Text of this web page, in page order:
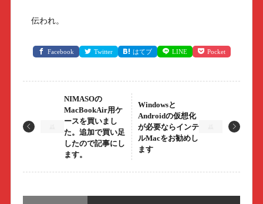
伝われ。
Facebook Twitter はてブ LINE Pocket
NIMASOの
MacBookAir用ケ
ースを買いまし
た。追加で買い足
したので記事にし
ます。
Windowsと
Androidの仮想化
が必要ならインテ
ルMacをお勧めし
ます